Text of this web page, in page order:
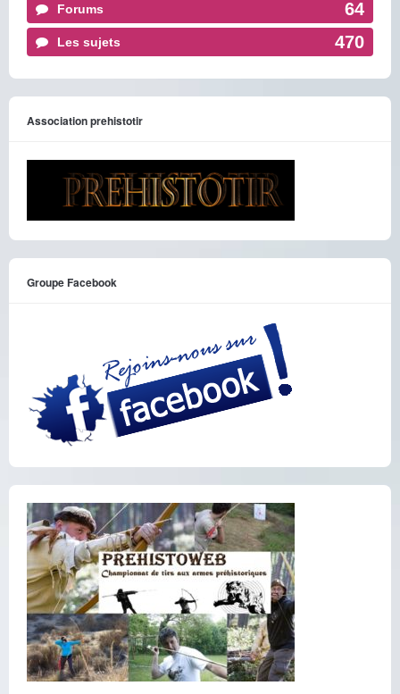
Forums 64
Les sujets 470
Association prehistotir
Groupe Facebook